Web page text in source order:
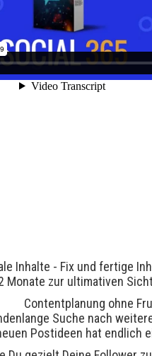
Inhalte - Fix und fertige
Monate zur ultimativen
Contentplanung ohne
Suche nach
Postideen hat endlich